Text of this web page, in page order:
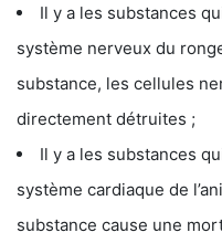
Il y a les substances
système nerveux du
substance, les cellules
directement détruites ;
Il y a les substances
système cardiaque de
substance cause une